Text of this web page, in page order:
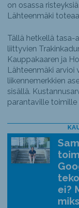
on osassa
Lähteenmäki
Tällä hetkellä tasa-
liittyvien
Kauppakaaren ja
Lähteenmäki
liikennemerkkien
sisällä.
parantaville toimille
ei?